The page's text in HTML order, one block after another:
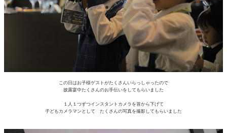
この日はお子様ゲストがたくさんいらっしゃったので
披露宴中たくさんのお手伝いをしてもらいました
１人１つずつインスタントカメラを首から下げて
子どもカメラマンとして たくさんの写真を撮影してもらいました